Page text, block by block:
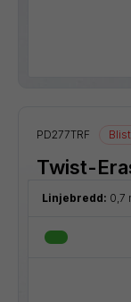
PD277TRF
Twist-
Linjebredd: 0,7